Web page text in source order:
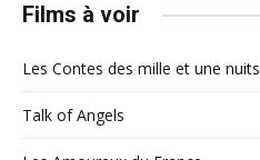
Films à voir
Les Contes des mille et une nuits
Talk of Angels